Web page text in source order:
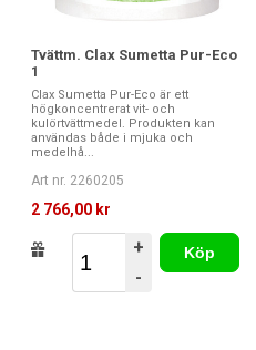
Tvättm. Clax Sumetta Pur-Eco
1
Clax Sumetta Pur-Eco är ett
högkoncentrerat vit- och
kulörtvättmedel. Produkten kan
användas både i mjuka och
medelhå...
Art nr. 2260205
2 766,00 kr
+
-
Köp